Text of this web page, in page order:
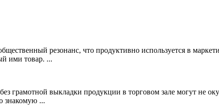
резонанс, что продуктивно используется в
ими товар. ...
грамотной выкладки продукции в торговом зале могут не
знакомую ...